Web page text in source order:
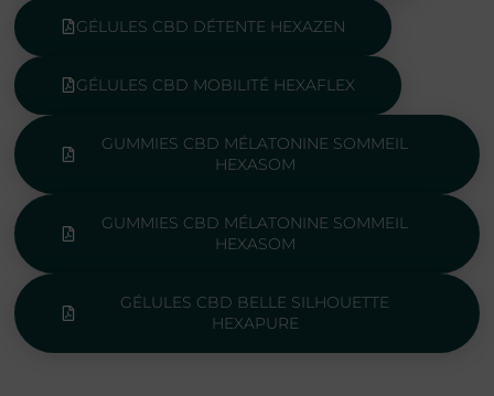
GÉLULES CBD DÉTENTE HEXAZEN
GÉLULES CBD MOBILITÉ HEXAFLEX
GUMMIES CBD MÉLATONINE SOMMEIL
HEXASOM
GUMMIES CBD MÉLATONINE SOMMEIL
HEXASOM
GÉLULES CBD BELLE SILHOUETTE
HEXAPURE